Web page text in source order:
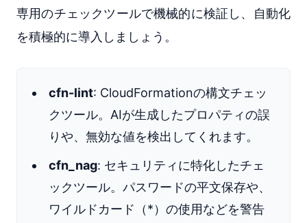
専用のチェックツールで機械的に検証し、自動化
を積極的に導入しましょう。
cfn-lint: CloudFormationの構文チェッ
クツール。AIが生成したプロパティの誤
りや、無効な値を検出してくれます。
cfn_nag: セキュリティに特化したチェ
ックツール。パスワードの平文保存や、
ワイルドカード（*）の使用などを警告